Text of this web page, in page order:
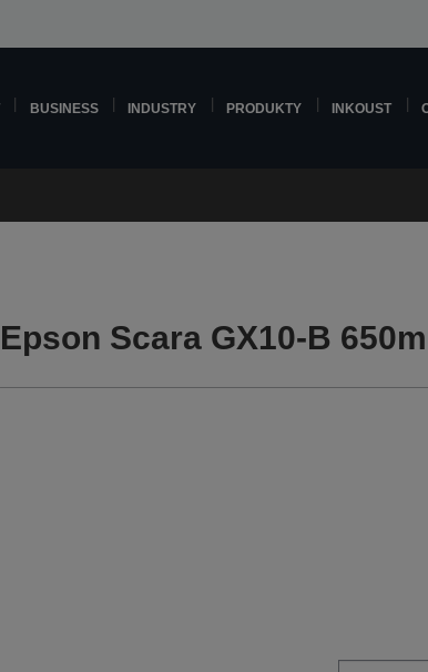
BUSINESS INDUSTRY PRODUKTY INKOUST
Epson Scara GX10-B